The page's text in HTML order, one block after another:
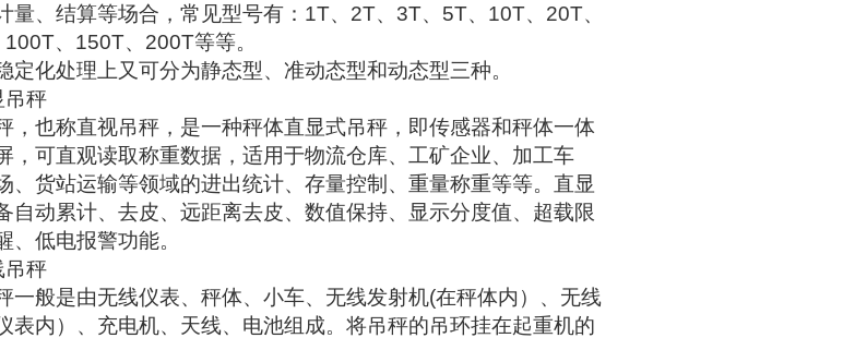
量、结算等场合，常见型号有： 1T、 2T、 3T、 5T、 10T、 20T、
100T、 150T、 200T等等。
定化处理上又可分为静态型、准动态型和动态型三种。
吊秤
，也称直视吊秤 ，是一种秤体直显式吊秤，即传感器和秤体一体
，可直观读取称重数据，适用于物流仓库、工矿企业、加工车
、货站运输等领域的进出统计、存量控制、重量称重等等。直显
自动累计、去皮、远距离去皮、数值保持、显示分度值、超载限
、低电报警功能。
吊秤
一般是由无线仪表、秤体、小车、无线发射机(在秤体内）、无线
表内）、充电机、天线、电池组成。将吊秤的吊环挂在起重机的